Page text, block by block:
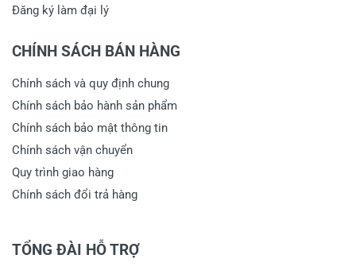
Đăng ký làm đại lý
CHÍNH SÁCH BÁN HÀNG
Chính sách và quy định chung
Chính sách bảo hành sản phẩm
Chính sách bảo mật thông tin
Chính sách vận chuyển
Quy trình giao hàng
Chính sách đổi trả hàng
TỔNG ĐÀI HỖ TRỢ